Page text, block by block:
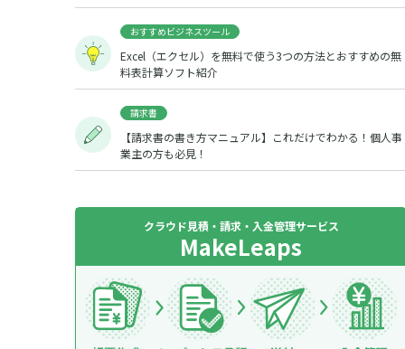
おすすめビジネスツール
Excel（エクセル）を無料で使う3つの方法とおすすめの無
料表計算ソフト紹介
請求書
【請求書の書き方マニュアル】これだけでわかる！個人事
業主の方も必見！
クラウド見積・請求・入金管理サービス
MakeLeaps